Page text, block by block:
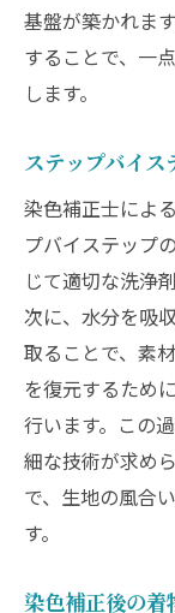
基盤が築かれま
することで、一
します。
ステップバイ
染色補正士によ
プバイステップ
じて適切な洗浄
次に、水分を吸
取ることで、素
を復元するため
行います。この
細な技術が求め
で、生地の風合
す。
染色補正後の着